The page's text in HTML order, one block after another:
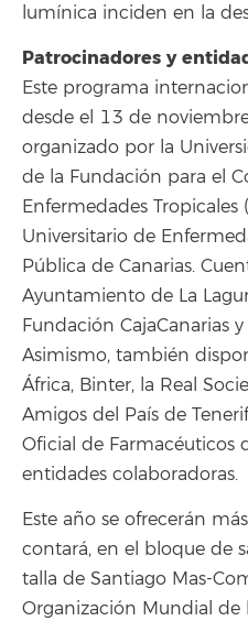
lumínica inciden en la
Patrocinadores y
Este programa
desde el 13 de
organizado por la
de la Fundación para el
Enfermedades Tropicales
Universitario de
Pública de Canarias.
Ayuntamiento de La
Fundación CajaCanarias y
Asimismo, también
África, Binter, la Real
Amigos del País de
Oficial de Farmacéuticos
entidades colaboradoras.
Este año se ofrecerán
contará, en el bloque de
talla de Santiago Mas-
Organización Mundial de